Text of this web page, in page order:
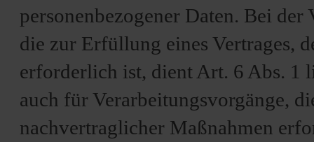
personenbezogener Daten. Bei
die zur Erfüllung eines Vertrages,
erforderlich ist, dient Art. 6 Abs. 1
auch für Verarbeitungsvorgänge,
nachvertraglicher Maßnahmen